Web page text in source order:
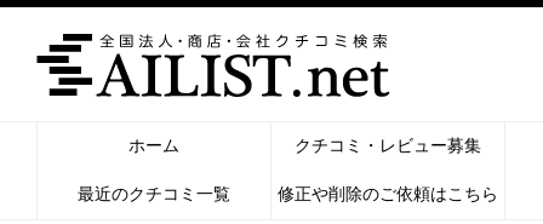
ホーム クチコミ・レビュー募集
最近のクチコミ一覧 修正や削除のご依頼はこちら